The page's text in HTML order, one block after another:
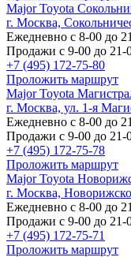
Major Toyota
г. Москва,
Ежедневно с 8-00 до
Продажи с 9-00 до 21-
+7 (495) 172-75-80
Проложить маршрут
Major Toyota
г. Москва, ул. 1-я
Ежедневно с 8-00 до
Продажи с 9-00 до 21-
+7 (495) 172-75-78
Проложить маршрут
Major Toyota
г. Москва,
Ежедневно с 8-00 до
Продажи с 9-00 до 21-
+7 (495) 172-75-71
Проложить маршрут